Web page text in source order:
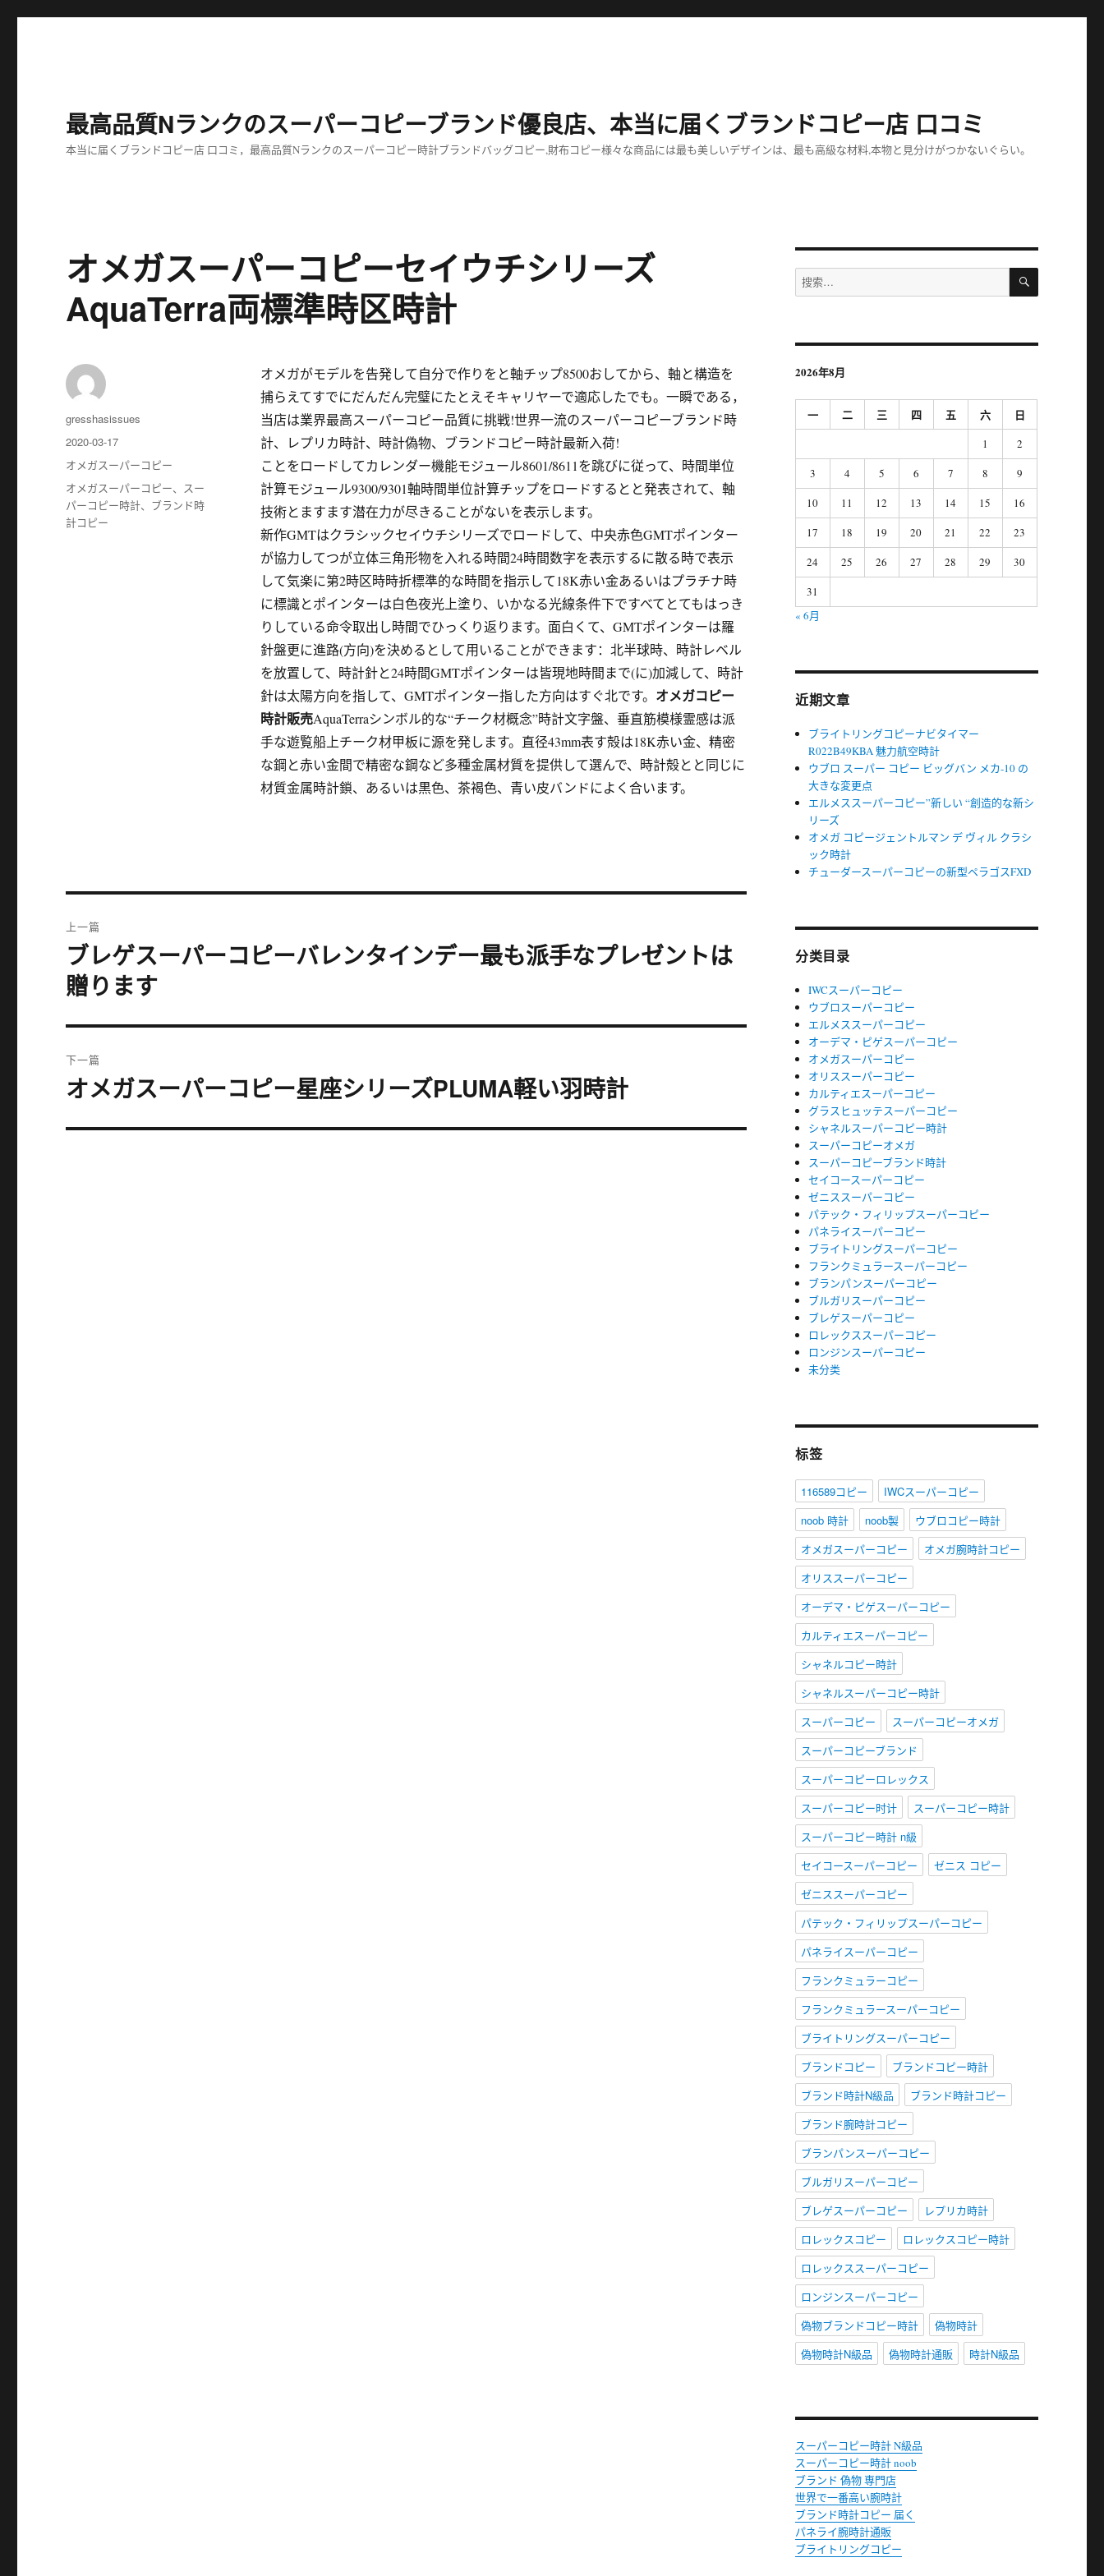
最高品質Nランクのスーパーコピーブランド優良店、本当に届くブランドコピー店 口コミ
本当に届くブランドコピー店 口コミ，最高品質Nランクのスーパーコピー時計ブランドバッグコピー,財布コピー様々な商品には最も美しいデザインは、最も高級な材料,本物と見分けがつかないぐらい。
オメガスーパーコピーセイウチシリーズ
AquaTerra両標準時区時計
オメガがモデルを告発して自分で作りをと軸チップ8500おしてから、軸と構造を
捕らえてすでにだんだん完璧にたとえそキャリヤーで適応したでも。一瞬である，
当店は業界最高スーパーコピー品質に挑戦!世界一流のスーパーコピーブランド時
計、レプリカ時計、時計偽物、ブランドコピー時計最新入荷!
ことをロードしてカレンダー機能モジュール8601/8611を跳びに従って、時間単位
計算モジュール9300/9301軸時間単位計算チップをロードするとと発表されて、軸
技術とますます潜在力が尽きることがないを表示します。
新作GMTはクラシックセイウチシリーズでロードして、中央赤色GMTポインター
が協力してつが立体三角形物を入れる時間24時間数字を表示するに散る時で表示
して気楽に第2時区時時折標準的な時間を指示して18K赤い金あるいはプラチナ時
に標識とポインターは白色夜光上塗り、いかなる光線条件下ですべてとてもはっき
りしている命令取出し時間でひっくり返ります。面白くて、GMTポインターは羅
針盤更に進路(方向)を決めるとして用いることができます：北半球時、時計レベル
を放置して、時計針と24時間GMTポインターは皆現地時間まで(に)加減して、時計
針は太陽方向を指して、GMTポインター指した方向はすぐ北です。 オメガコピー
時計販売AquaTerraシンボル的な“チーク材概念”時計文字盤、垂直筋模様霊感は派
手な遊覧船上チーク材甲板に源を発します。直径43mm表す殻は18K赤い金、精密
な鋼と赤い金間で精密な鋼など多種金属材質を提供して選んで、時計殻とと同じに
材質金属時計鎖、あるいは黒色、茶褐色、青い皮バンドによく合います。
作
者
gresshasissues
发
布
2020-03-17
分
类
オメガスーパーコピー
标
签
オメガスーパーコピー、 スー
パーコピー時計、 ブランド時
計コピー
章
导
上一篇
上
篇
文
章：
ブレゲスーパーコピーバレンタインデー最も派手なプレゼントは
贈ります
下一篇
下
文
オメガスーパーコピー星座シリーズPLUMA軽い羽時計
搜
索：
搜
2026年8月
一 二 三 四 五 六 日
1
2
3
4 5 6 7 8
9
10
11 12 13 14 15
16
17
18 19 20 21 22
23
24
25 26 27 28 29
30
31
« 6月
近期文章
ブライトリングコピーナビタイマー
R022B49KBA 魅力航空時計
ウブロ スーパー コピー ビッグバン メカ-10 の
大きな変更点
エルメススーパーコピー”新しい “創造的な新シ
リーズ
オメガ コピージェントルマン デ ヴィル クラシ
ック時計
チューダースーパーコピーの新型ペラゴスFXD
分类目录
IWCスーパーコピー
ウブロスーパーコピー
エルメススーパーコピー
オーデマ・ピゲスーパーコピー
オメガスーパーコピー
オリススーパーコピー
カルティエスーパーコピー
グラスヒュッテスーパーコピー
シャネルスーパーコピー時計
スーパーコピーオメガ
スーパーコピーブランド時計
セイコースーパーコピー
ゼニススーパーコピー
パテック・フィリップスーパーコピー
パネライスーパーコピー
ブライトリングスーパーコピー
フランクミュラースーパーコピー
ブランパンスーパーコピー
ブルガリスーパーコピー
ブレゲスーパーコピー
ロレックススーパーコピー
ロンジンスーパーコピー
未分类
标签
116589コピー
IWCスーパーコピー
noob 時計
noob製
ウブロコピー時計
オメガスーパーコピー
オメガ腕時計コピー
オリススーパーコピー
オーデマ・ピゲスーパーコピー
カルティエスーパーコピー
シャネルコピー時計
シャネルスーパーコピー時計
スーパーコピー
スーパーコピーオメガ
スーパーコピーブランド
スーパーコピーロレックス
スーパーコピー时计
スーパーコピー時計
スーパーコピー時計 n級
セイコースーパーコピー
ゼニス コピー
ゼニススーパーコピー
パテック・フィリップスーパーコピー
パネライスーパーコピー
フランクミュラーコピー
フランクミュラースーパーコピー
ブライトリングスーパーコピー
ブランドコピー
ブランドコピー時計
ブランド時計N級品
ブランド時計コピー
ブランド腕時計コピー
ブランパンスーパーコピー
ブルガリスーパーコピー
ブレゲスーパーコピー
レプリカ時計
ロレックスコピー
ロレックスコピー時計
ロレックススーパーコピー
ロンジンスーパーコピー
偽物ブランドコピー時計
偽物時計
偽物時計N級品
偽物時計通販 時計N級品
スーパーコピー時計 N級品
スーパーコピー時計 noob
ブランド 偽物 専門店
世界で一番高い腕時計
ブランド時計コピー 届く
パネライ腕時計通販
ブライトリングコピー